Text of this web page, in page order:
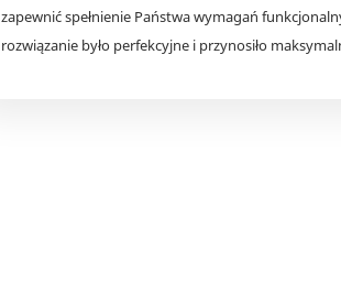
zapewnić spełnienie Państwa wymagań
rozwiązanie było perfekcyjne i przynosiło